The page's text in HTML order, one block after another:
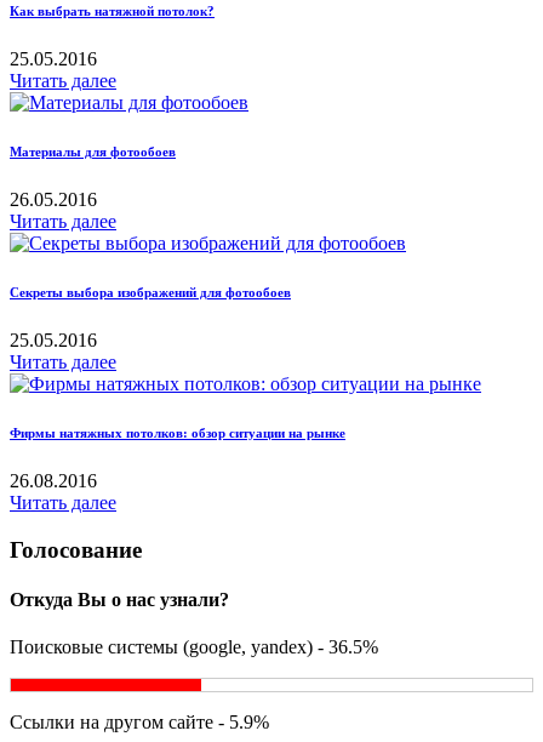
Как выбрать натяжной потолок?
25.05.2016
Читать далее
Материалы для фотообоев
26.05.2016
Читать далее
Секреты выбора изображений для фотообоев
25.05.2016
Читать далее
Фирмы натяжных потолков: обзор ситуации на рынке
26.08.2016
Читать далее
Голосование
Откуда Вы о нас узнали?
Поисковые системы (google, yandex) - 36.5%
Ссылки на другом сайте - 5.9%